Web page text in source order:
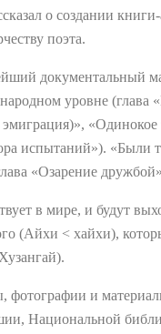
о создании
поэта.
документальный
уровне (глава
«Одинокое
испытаний»). «Были
«Озарение
в мире, и будут
(Айхи ˂ хайхи),
и
Национальной